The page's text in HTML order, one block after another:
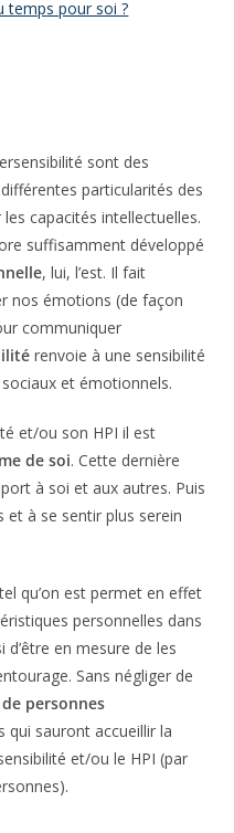
tu seras fatigué et à
réparateur ?
surmonter la solitude
temps pour soi ?
sont des
particularités
les capacités
n’est pas encore
d’intelligence
à notre capacité à
sereinement. Enfin
exacerbée aux
et/ou son HPI il est
de soi. Cette dernière
à soi et aux autres.
et à se sentir plus